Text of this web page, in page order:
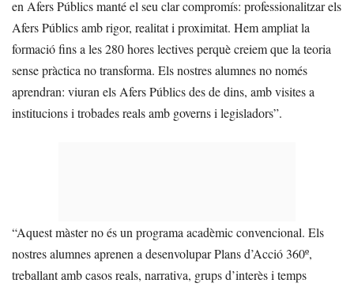
en Afers Públics manté el seu clar compromís: professionalitzar els
Afers Públics amb rigor, realitat i proximitat. Hem ampliat la
formació fins a les 280 hores lectives perquè creiem que la teoria
sense pràctica no transforma. Els nostres alumnes no només
aprendran: viuran els Afers Públics des de dins, amb visites a
institucions i trobades reals amb governs i legisladors”.
“Aquest màster no és un programa acadèmic convencional. Els
nostres alumnes aprenen a desenvolupar Plans d’Acció 360º,
treballant amb casos reals, narrativa, grups d’interès i temps